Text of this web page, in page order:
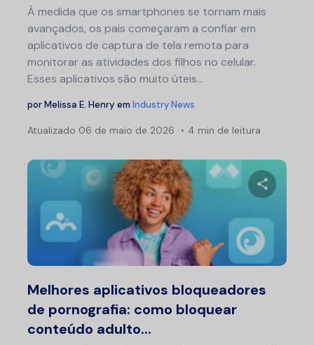
À medida que os smartphones se tornam mais
avançados, os pais começaram a confiar em
aplicativos de captura de tela remota para
monitorar as atividades dos filhos no celular.
Esses aplicativos são muito úteis...
porMelissa E. Henry em Industry News
Atualizado 06 de maio de 2026 4 min de leitura
Melhores aplicativos bloqueadores
de pornografia: como bloquear
conteúdo adulto...